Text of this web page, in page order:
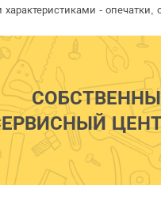
характеристиками -